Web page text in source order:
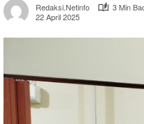
Redaksi.netinfo
3 Min
22 April 2025